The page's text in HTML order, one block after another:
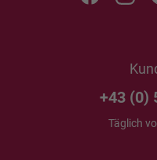
+43 (0)
Täglich